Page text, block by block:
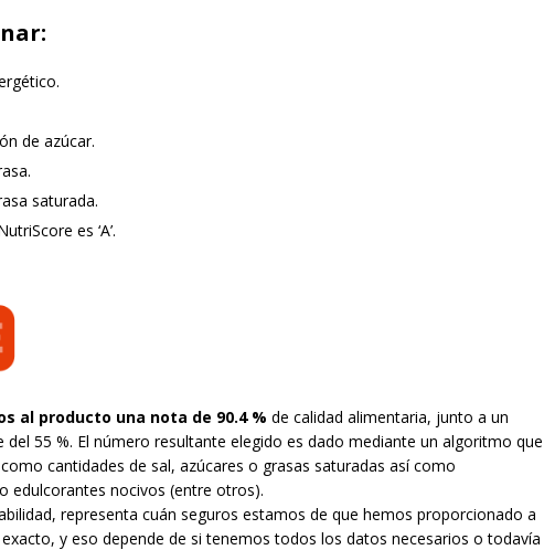
de azúcar.
saturada.
es ‘A’.
al producto una nota de 90.4 % de calidad alimentaria, junto a un
55 %. El número resultante elegido es dado mediante un algoritmo que
cantidades de sal, azúcares o grasas saturadas así como
edulcorantes nocivos (entre otros).
representa cuán seguros estamos de que hemos proporcionado a
y eso depende de si tenemos todos los datos necesarios o todavía